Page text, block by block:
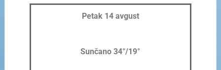
Petak 14 avgust
Sunčano 34°/19°